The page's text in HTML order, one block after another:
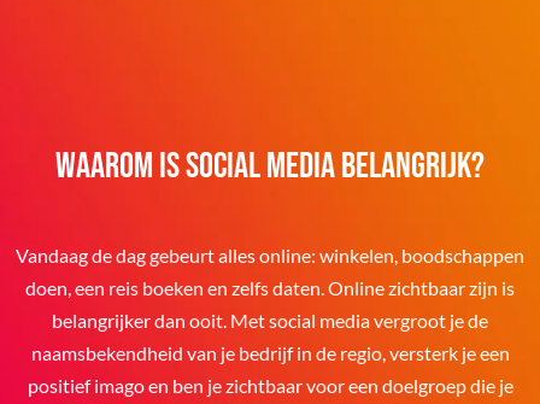
Waarom is social media belangrijk?
Vandaag de dag gebeurt alles online: winkelen, boodschappen
doen, een reis boeken en zelfs daten. Online zichtbaar zijn is
belangrijker dan ooit. Met social media vergroot je de
naamsbekendheid van je bedrijf in de regio, versterk je een
positief imago en ben je zichtbaar voor een doelgroep die je